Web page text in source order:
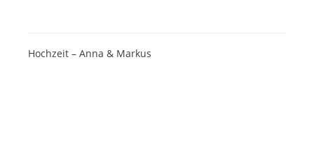
Hochzeit – Anna & Markus